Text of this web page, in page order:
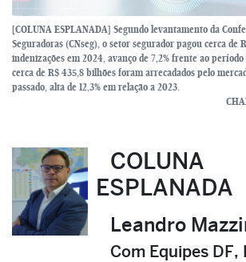
[COLUNA ESPLANADA] Segundo levantamento da
Seguradoras (CNseg), o setor segurador pagou cerca de
indenizações em 2024, avanço de 7,2% frente ao
cerca de R$ 435,8 bilhões foram arrecadados pelo
passado, alta de 12,3% em relação a 2023.
COLUNA
ESPLANADA
Leandro
Com Equipes DF,